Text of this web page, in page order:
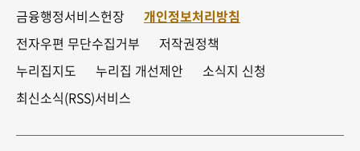
금융행정서비스헌장
개인정보처리방침
전자우편 무단수집거부
저작권정책
누리집지도
누리집 개선제안
소식지 신청
최신소식(RSS)서비스